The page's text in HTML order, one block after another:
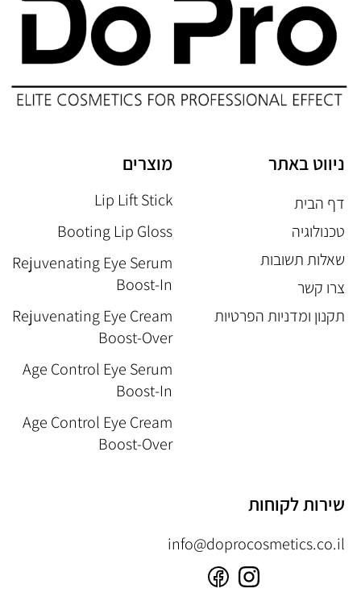
ניווט באתר
דף הבית
טכנולוגיה
שאלות תשובות
צרו קשר
תקנון ומדניות הפרטיות
מוצרים
Lip Lift Stick
Booting Lip Gloss
Rejuvenating Eye Serum
Boost-In
Rejuvenating Eye Cream
Boost-Over
Age Control Eye Serum
Boost-In
Age Control Eye Cream
Boost-Over
שירות לקוחות
info@doprocosmetics.co.il